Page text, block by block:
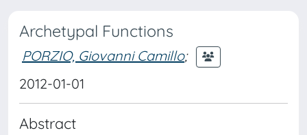
Archetypal Functions
PORZIO, Giovanni Camillo;
2012-01-01
Abstract